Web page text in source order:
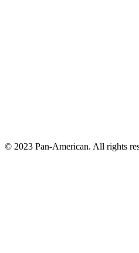
© 2023 Pan-American. All rights